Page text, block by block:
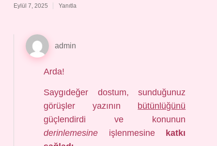
Eylül 7, 2025 Yanıtla
admin
Arda!
Saygıdeğer dostum, sunduğunuz
görüşler yazının bütünlüğünü
güçlendirdi ve konunun
derinlemesineişlenmesine
katkı